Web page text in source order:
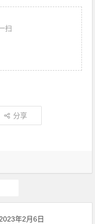
扫
分享
年2月6日